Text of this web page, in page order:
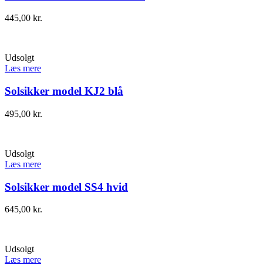
445,00 kr.
Udsolgt
Læs mere
Solsikker model KJ2 blå
495,00 kr.
Udsolgt
Læs mere
Solsikker model SS4 hvid
645,00 kr.
Udsolgt
Læs mere